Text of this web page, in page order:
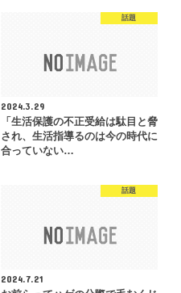
話題
2024.3.29
「生活保護の不正受給は駄目と脅
され、生活指導るのは今の時代に
合っていない…
話題
2024.7.21